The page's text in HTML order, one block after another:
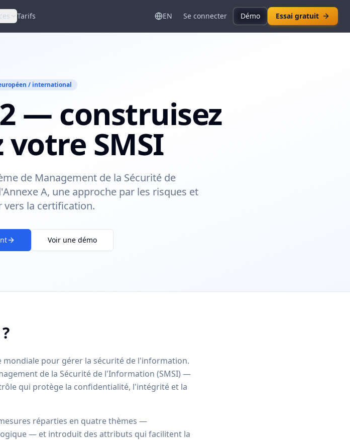
Tarifs EN Se connecter Démo Essai gratuit
/ international
— construisez
SMSI
de Management de la Sécurité de
A, une approche par les risques et
vers la certification.
Voir une démo
mondiale pour gérer la sécurité de l'information.
de la Sécurité de l'Information (SMSI) —
qui protège la confidentialité, l'intégrité et la
réparties en quatre thèmes —
— et introduit des attributs qui facilitent la